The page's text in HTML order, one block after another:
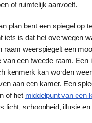
of ruimtelijk aanvoelt.
plan bent een spiegel op
iets is dat het overwegen
raam weerspiegelt een
van een tweede raam. Een
kenmerk kan worden
aan een kamer. Een
of het middelpunt van een
licht, schoonheid, illusie